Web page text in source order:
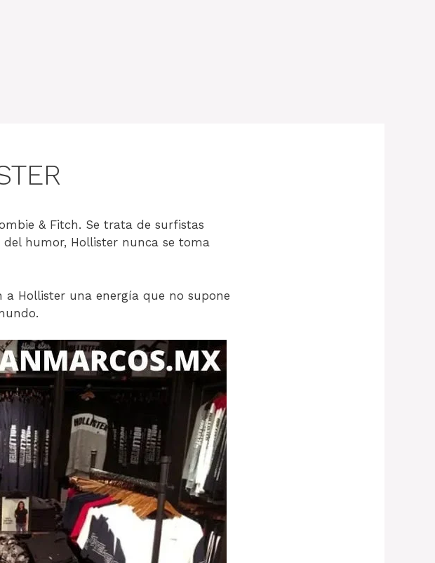
& Fitch. Se trata de surfistas
del humor, Hollister nunca se toma
Hollister una energía que no supone